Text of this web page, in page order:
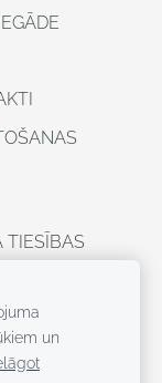
TIESĪBAS
un